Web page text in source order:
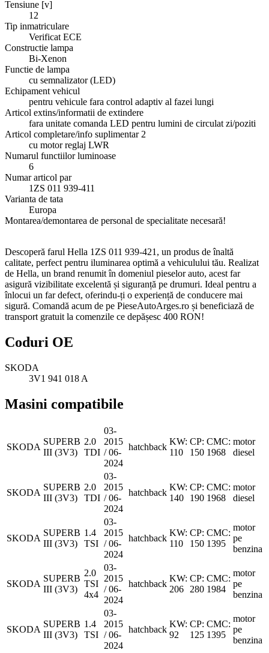
Tensiune [v]
12
Tip inmatriculare
Verificat ECE
Constructie lampa
Bi-Xenon
Functie de lampa
cu semnalizator (LED)
Echipament vehicul
pentru vehicule fara control adaptiv al fazei lungi
Articol extins/informatii de extindere
fara unitate comanda LED pentru lumini de circulat zi/poziti
Articol completare/info suplimentar 2
cu motor reglaj LWR
Numarul functiilor luminoase
6
Numar articol par
1ZS 011 939-411
Varianta de tata
Europa
Montarea/demontarea de personal de specialitate necesară!
Descoperă farul Hella 1ZS 011 939-421, un produs de înaltă
calitate, perfect pentru iluminarea optimă a vehiculului tău. Realizat
de Hella, un brand renumit în domeniul pieselor auto, acest far
asigură vizibilitate excelentă și siguranță pe drumuri. Ideal pentru a
înlocui un far defect, oferindu-ți o experiență de conducere mai
sigură. Comandă acum de pe PieseAutoArges.ro și beneficiază de
transport gratuit la comenzile ce depășesc 400 RON!
Coduri OE
SKODA
3V1 941 018 A
Masini compatibile
SKODA
SUPERB
III (3V3)
2.0
TDI
03-
2015
/ 06-
2024
hatchback
KW:
110
CP:
150
CMC:
1968
motor
diesel
SKODA
SUPERB
III (3V3)
2.0
TDI
03-
2015
/ 06-
2024
hatchback
KW:
140
CP:
190
CMC:
1968
motor
diesel
SKODA
SUPERB
III (3V3)
1.4
TSI
03-
2015
/ 06-
2024
hatchback
KW:
110
CP:
150
CMC:
1395
motor
pe
benzina
SKODA
SUPERB
III (3V3)
2.0
TSI
4x4
03-
2015
/ 06-
2024
hatchback
KW:
206
CP:
280
CMC:
1984
motor
pe
benzina
SKODA
SUPERB
III (3V3)
1.4
TSI
03-
2015
/ 06-
2024
hatchback
KW:
92
CP:
125
CMC:
1395
motor
pe
benzina